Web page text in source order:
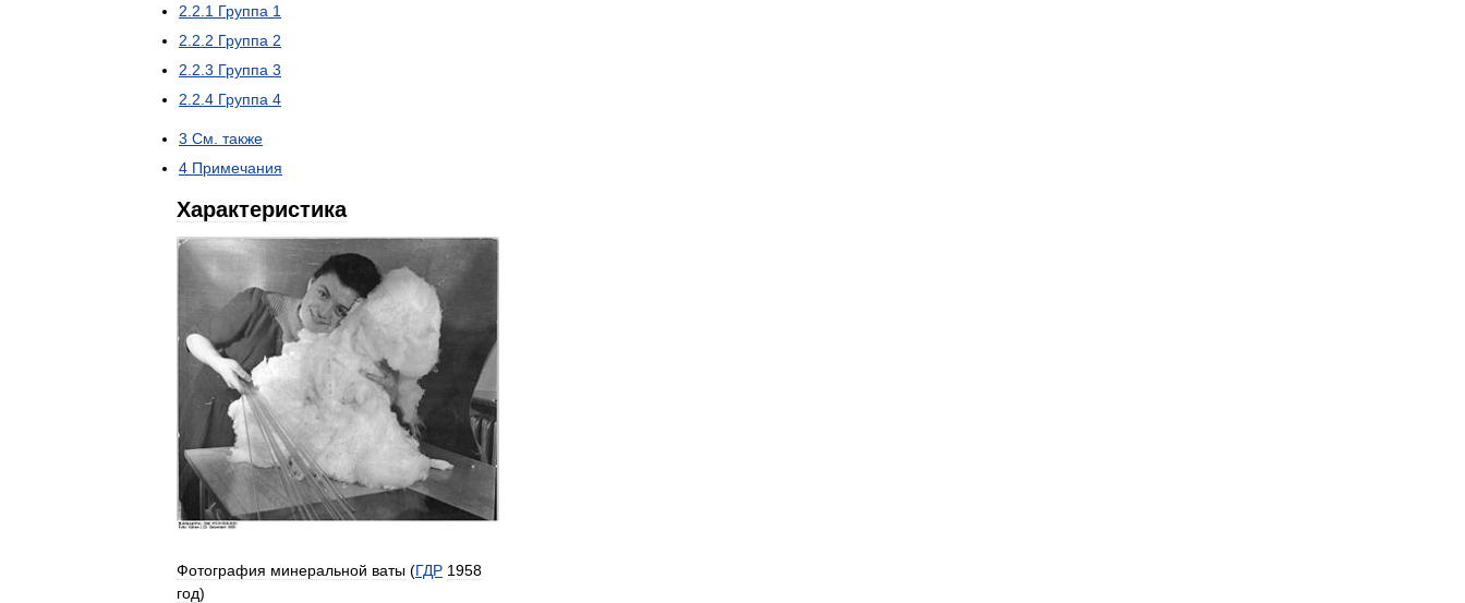
2 2 1 Группа 1
2 2 2 Группа 2
2 2 3 Группа 3
2 2 4 Группа 4
3 См также
4 Примечания
Характеристика
Фотография минеральной ваты (ГДР 1958
год)